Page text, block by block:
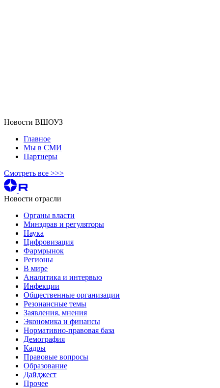
Новости ВШОУЗ
Главное
Мы в СМИ
Партнеры
Смотреть все >>>
Новости отрасли
Органы власти
Минздрав и регуляторы
Наука
Цифровизация
Фармрынок
Регионы
В мире
Аналитика и интервью
Инфекции
Общественные организации
Резонансные темы
Заявления, мнения
Экономика и финансы
Нормативно-правовая база
Демография
Кадры
Правовые вопросы
Образование
Дайджест
Прочее